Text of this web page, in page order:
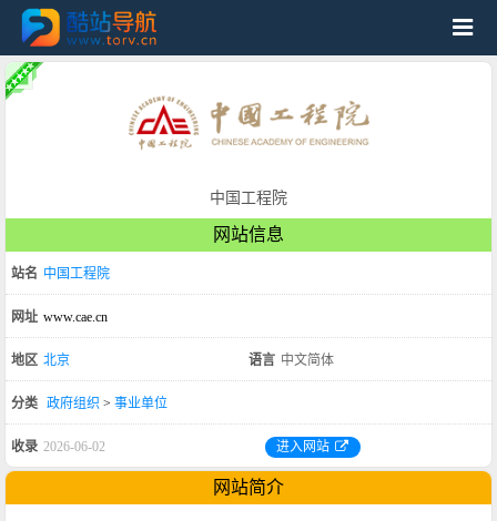
中国工程院
网站信息
站名 中国工程院
网址 www.cae.cn
地区 北京 语言 中文简体
分类 政府组织 > 事业单位
收录 2026-06-02 进入网站
网站简介